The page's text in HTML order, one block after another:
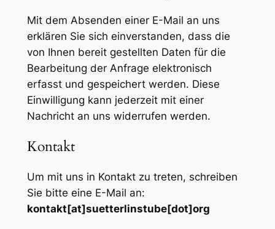
Mit dem Absenden einer E-Mail an uns
erklären Sie sich einverstanden, dass die
von Ihnen bereit gestellten Daten für die
Bearbeitung der Anfrage elektronisch
erfasst und gespeichert werden. Diese
Einwilligung kann jederzeit mit einer
Nachricht an uns widerrufen werden.
Kontakt
Um mit uns in Kontakt zu treten, schreiben
Sie bitte eine E-Mail an:
kontakt[at]suetterlinstube[dot]org